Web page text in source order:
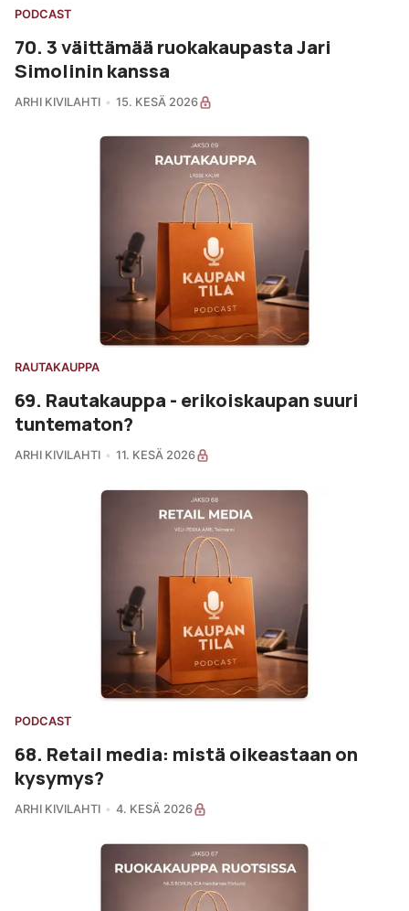
PODCAST
70. 3 väittämää ruokakaupasta Jari
Simolinin kanssa
ARHI KIVILAHTI 15. KESÄ 2026
RAUTAKAUPPA
69. Rautakauppa - erikoiskaupan suuri
tuntematon?
ARHI KIVILAHTI 11. KESÄ 2026
PODCAST
68. Retail media: mistä oikeastaan on
kysymys?
ARHI KIVILAHTI 4. KESÄ 2026